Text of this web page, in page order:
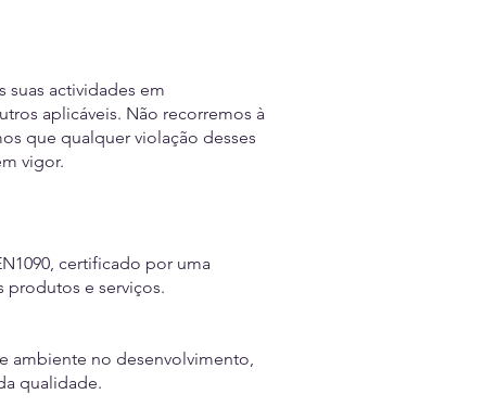
suas actividades em
aplicáveis. Não recorremos à
que qualquer violação desses
vigor.
certificado por uma
produtos e serviços.
ambiente no desenvolvimento,
qualidade.